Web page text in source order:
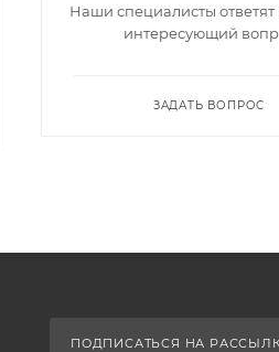
Наши специалисты
интересующий
ЗАДАТЬ ВОПРОС
ПОДПИСАТЬСЯ НА